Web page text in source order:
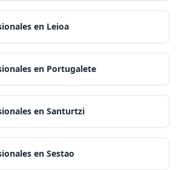
en Leioa
en Portugalete
en Santurtzi
en Sestao